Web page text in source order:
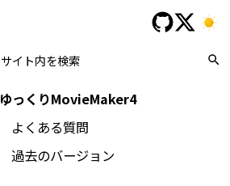
ゆっくりMovieMaker4
よくある質問
過去のバージョン